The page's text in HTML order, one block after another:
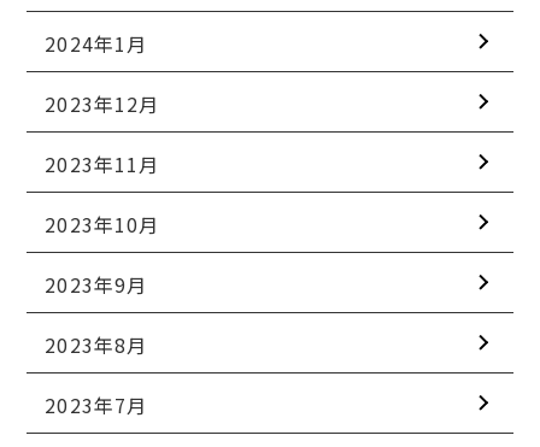
2024年1月
2023年12月
2023年11月
2023年10月
2023年9月
2023年8月
2023年7月